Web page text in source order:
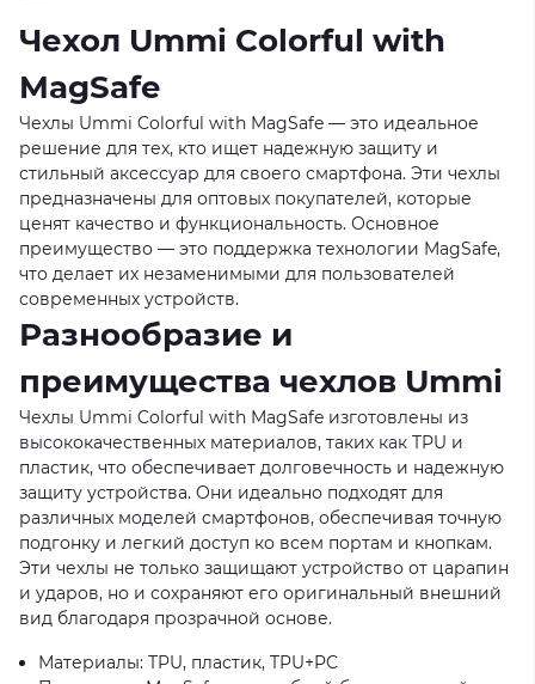
Чехол Ummi Colorful with
MagSafe
Чехлы Ummi Colorful with MagSafe — это идеальное
решение для тех, кто ищет надежную защиту и
стильный аксессуар для своего смартфона. Эти чехлы
предназначены для оптовых покупателей, которые
ценят качество и функциональность. Основное
преимущество — это поддержка технологии MagSafe,
что делает их незаменимыми для пользователей
современных устройств.
Разнообразие и
преимущества чехлов Ummi
Чехлы Ummi Colorful with MagSafe изготовлены из
высококачественных материалов, таких как TPU и
пластик, что обеспечивает долговечность и надежную
защиту устройства. Они идеально подходят для
различных моделей смартфонов, обеспечивая точную
подгонку и легкий доступ ко всем портам и кнопкам.
Эти чехлы не только защищают устройство от царапин
и ударов, но и сохраняют его оригинальный внешний
вид благодаря прозрачной основе.
Материалы: TPU, пластик, TPU+PC